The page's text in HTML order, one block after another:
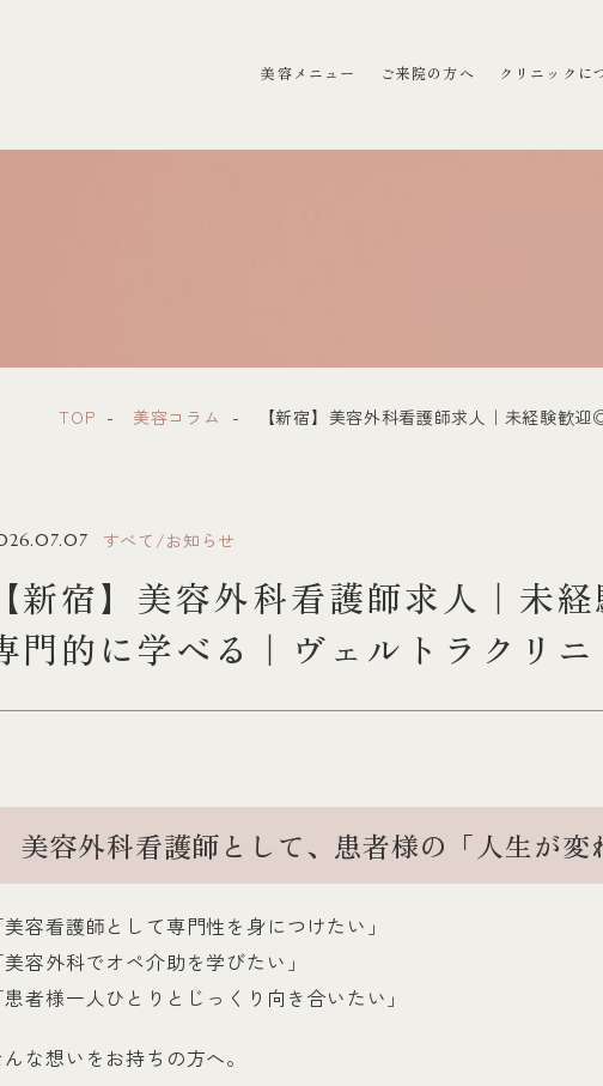
クリニック） 美容メニュー ご来院の方へ クリニックに
TOP 美容コラム 【新宿】美容外科看護師求人｜未経験歓
すべて/お知らせ
【新宿】美容外科看護師求人｜未
門的に学べる｜ヴェルトラクリニ
美容外科看護師として、患者様の「人生が
美容看護師として専門性を身につけたい」
美容外科でオペ介助を学びたい」
患者様一人ひとりとじっくり向き合いたい」
んな想いをお持ちの方へ。